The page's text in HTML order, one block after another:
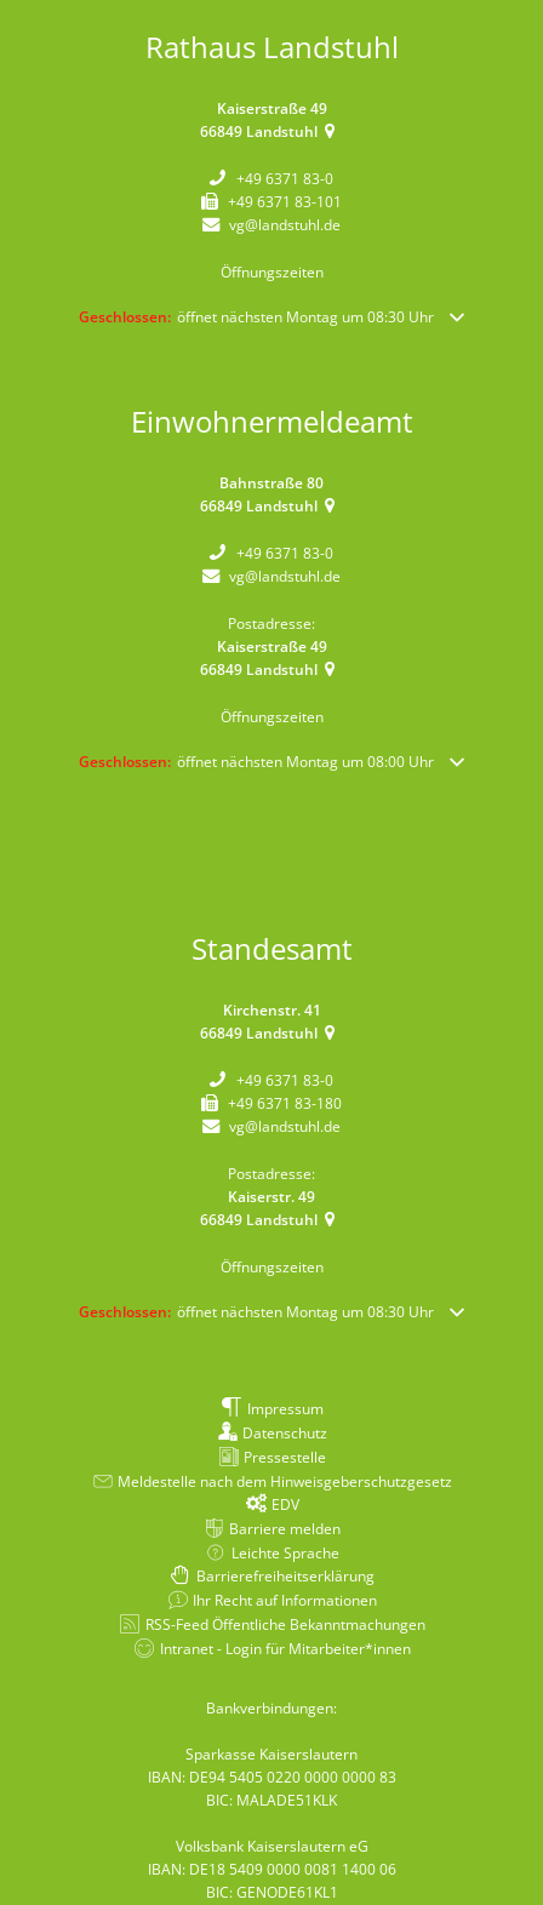
Rathaus Landstuhl
Kaiserstraße 49
66849 Landstuhl
+49 6371 83-0
+49 6371 83-101
vg@landstuhl.de
Öffnungszeiten
Klicken, um weitere Öffnungs- oder Schließzeiten auszublenden
Geschlossen: öffnet nächsten Montag um 08:30 Uhr
Einwohnermeldeamt
Bahnstraße 80
66849 Landstuhl
+49 6371 83-0
vg@landstuhl.de
Postadresse:
Kaiserstraße 49
66849 Landstuhl
Öffnungszeiten
Klicken, um weitere Öffnungs- oder Schließzeiten auszublenden
Geschlossen: öffnet nächsten Montag um 08:00 Uhr
Standesamt
Kirchenstr. 41
66849 Landstuhl
+49 6371 83-0
+49 6371 83-180
vg@landstuhl.de
Postadresse:
Kaiserstr. 49
66849 Landstuhl
Öffnungszeiten
Klicken, um weitere Öffnungs- oder Schließzeiten auszublenden
Geschlossen: öffnet nächsten Montag um 08:30 Uhr
Impressum
Datenschutz
Pressestelle
Meldestelle nach dem Hinweisgeberschutzgesetz
EDV
Barriere melden
Leichte Sprache
Barrierefreiheitserklärung
Ihr Recht auf Informationen
RSS-Feed Öffentliche Bekanntmachungen
Intranet - Login für Mitarbeiter*innen
Bankverbindungen:
Sparkasse Kaiserslautern
IBAN: DE94 5405 0220 0000 0000 83
BIC: MALADE51KLK
Volksbank Kaiserslautern eG
IBAN: DE18 5409 0000 0081 1400 06
BIC: GENODE61KL1